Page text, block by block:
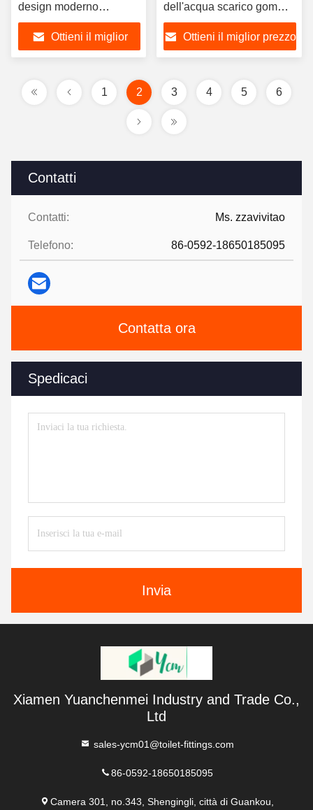
Contatti
Contatti: Ms. zzavivitao
Telefono: 86-0592-18650185095
Contatta ora
Spedicaci
Invia
design moderno
serbatoio di acqua
nascosto tubo di gomito
di uscita HDPE
Ottieni il miglior
dell'acqua scarico gomma
tubo di sigillamento tubo di
drenaggio
Ottieni il miglior prezzo
1 2 3 4 5 6
Xiamen Yuanchenmei Industry and Trade Co.,
Ltd
sales-ycm01@toilet-fittings.com
86-0592-18650185095
Camera 301, no.343, Shengingli, città di Guankou,